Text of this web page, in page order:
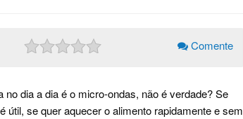
Comente
dia a dia é o micro-ondas, não é verdade? Se
útil, se quer aquecer o alimento rapidamente e sem